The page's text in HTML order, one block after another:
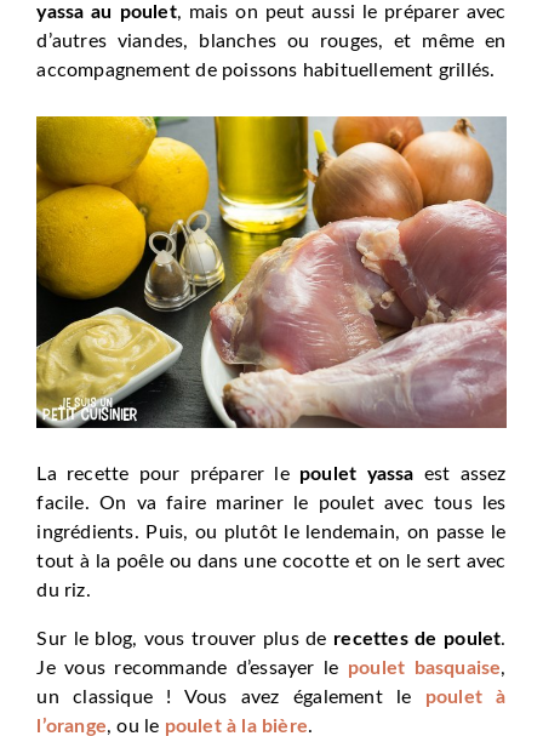
yassa au poulet, mais on peut aussi le préparer avec
d’autres viandes, blanches ou rouges, et même en
accompagnement de poissons habituellement grillés.
La recette pour préparer le poulet yassa est assez
facile. On va faire mariner le poulet avec tous les
ingrédients. Puis, ou plutôt le lendemain, on passe le
tout à la poêle ou dans une cocotte et on le sert avec
du riz.
Sur le blog, vous trouver plus de recettes de poulet.
Je vous recommande d’essayer le poulet basquaise,
un classique ! Vous avez également le poulet à
l’orange, ou le poulet à la bière.